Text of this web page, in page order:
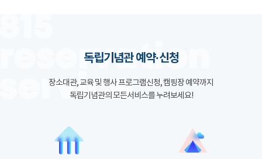
독립기념관 예약·신청
장소대관, 교육 및 행사 프로그램신청, 캠핑장 예약까지
독립기념관의 모든서비스를 누려보세요!